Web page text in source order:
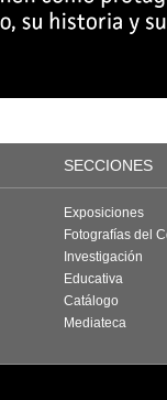
SECCIONES
Exposiciones
Fotografías del
Investigación
Educativa
Catálogo
Mediateca